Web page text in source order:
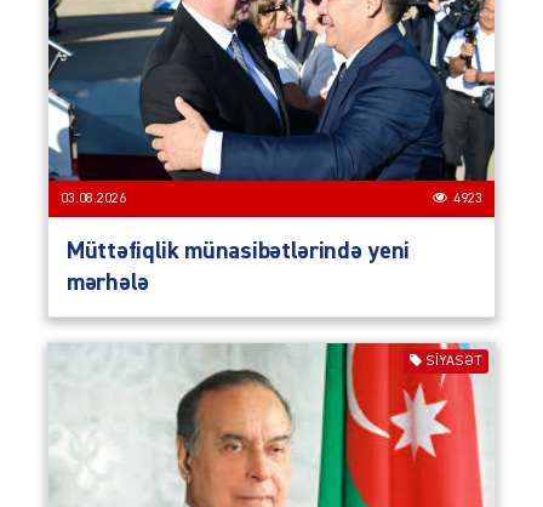
03.08.2026 4923
Müttəfiqlik münasibətlərində yeni
mərhələ
SIYASƏT